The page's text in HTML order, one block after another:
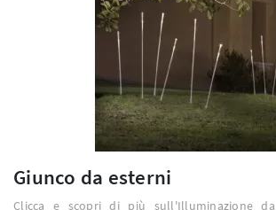
Giunco da esterni
Clicca e scopri di più sull'Illuminazione